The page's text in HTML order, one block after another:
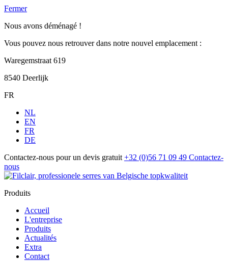
Fermer
Nous avons déménagé !
Vous pouvez nous retrouver dans notre nouvel emplacement :
Waregemstraat 619
8540 Deerlijk
FR
NL
EN
FR
DE
Contactez-nous pour un devis gratuit +32 (0)56 71 09 49 Contactez-
nous
Produits
Accueil
L'entreprise
Produits
Actualités
Extra
Contact